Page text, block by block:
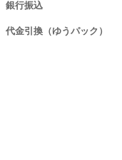
銀行振込
代金引換（ゆうパック）